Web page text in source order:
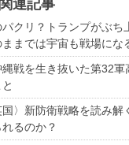
連記事
パクリ？トランプがぶ
までは宇宙も戦場にな
戦を生き抜いた第32
国〉新防衛戦略を読み
るのか？